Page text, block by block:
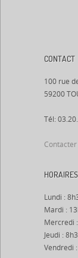
CONTACT
100 rue
59200
Tél:
Lundi :
Mardi :
Mercredi
Jeudi :
Vendredi